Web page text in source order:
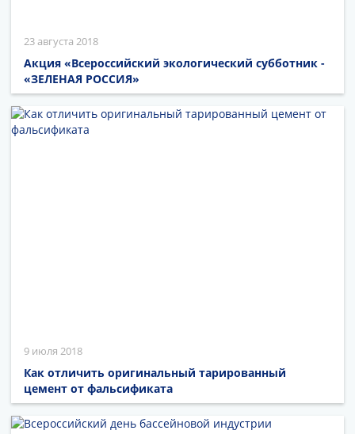
23 августа 2018
Акция «Всероссийский экологический субботник -
«ЗЕЛЕНАЯ РОССИЯ»
9 июля 2018
Как отличить оригинальный тарированный
цемент от фальсификата